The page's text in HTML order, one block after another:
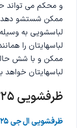
و محکم می تواند
ممکن شستشو
لباسهایتان را
ممکن و با شش
لباسهایتان
ظرفشویی 325 دودی
ظرفشویی ال جی 325 دودی